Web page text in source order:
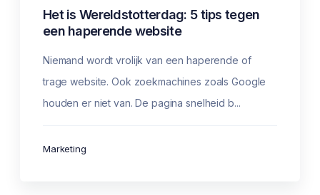
Het is Wereldstotterdag: 5 tips tegen
een haperende website
Niemand wordt vrolijk van een haperende of
trage website. Ook zoekmachines zoals Google
houden er niet van. De pagina snelheid b...
Marketing